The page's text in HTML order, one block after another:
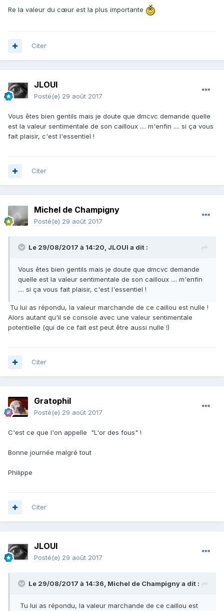
Re la valeur du cœur est la plus importante
Citer
JLOUI
Posté(e) 29 août 2017
Vous êtes bien gentils mais je doute que dmcvc demande quelle
est la valeur sentimentale de son cailloux .... m'enfin .... si ça vous
fait plaisir, c'est l'essentiel !
Citer
Michel de Champigny
Posté(e) 29 août 2017
Le 29/08/2017 à 14:20, JLOUI a dit :
Vous êtes bien gentils mais je doute que dmcvc demande
quelle est la valeur sentimentale de son cailloux .... m'enfin
.... si ça vous fait plaisir, c'est l'essentiel !
Tu lui as répondu, la valeur marchande de ce caillou est nulle !
Alors autant qu'il se console avec une valeur sentimentale
potentielle (qui de ce fait est peut être aussi nulle !)
Citer
Gratophil
Posté(e) 29 août 2017
C'est ce que l'on appelle "L'or des fous" !
Bonne journée malgré tout
Philippe
Citer
JLOUI
Posté(e) 29 août 2017
Le 29/08/2017 à 14:36, Michel de Champignya dit :
Tu lui as répondu, la valeur marchande de ce caillou est